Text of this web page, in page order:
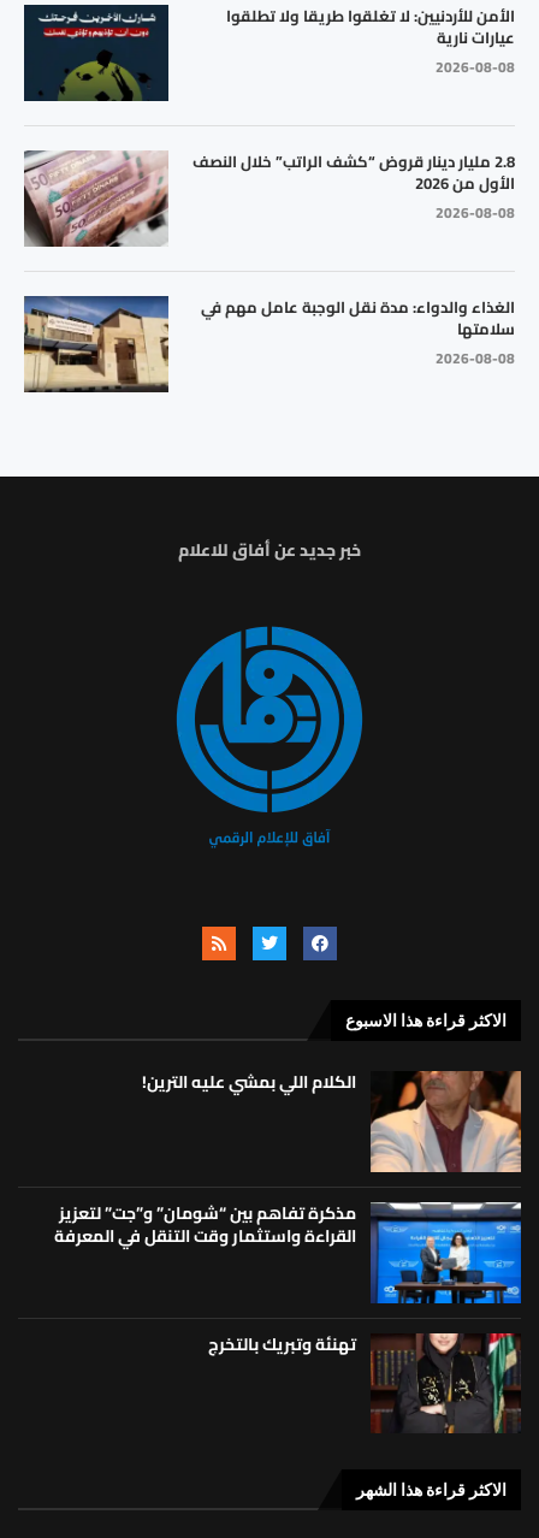
الأمن للأردنيين: لا تغلقوا طريقا ولا تطلقوا
عيارات نارية
2026-08-08
2.8 مليار دينار قروض “كشف الراتب” خلال النصف
الأول من 2026
2026-08-08
الغذاء والدواء: مدة نقل الوجبة عامل مهم في
سلامتها
2026-08-08
خبر جديد عن أفاق للاعلام
الاكثر قراءة هذا الاسبوع
الكلام اللي بمشي عليه الترين!
مذكرة تفاهم بين “شومان” و”جت” لتعزيز
القراءة واستثمار وقت التنقل في المعرفة
تهنئة وتبريك بالتخرج
الاكثر قراءة هذا الشهر